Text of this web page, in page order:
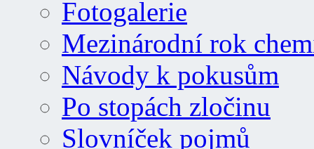
Fotogalerie
Mezinárodní rok
Návody k pokusům
Po stopách zločinu
Slovníček pojmů